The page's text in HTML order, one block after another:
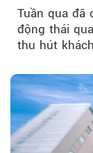
Tuần qua đã
động thái
thu hút